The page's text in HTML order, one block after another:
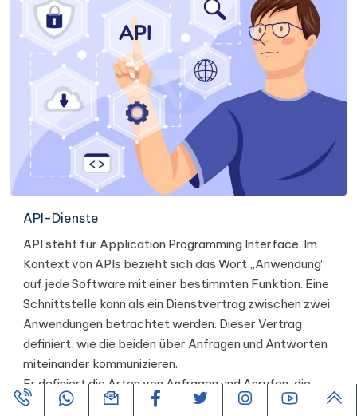
API-Dienste
API steht für Application Programming Interface. Im
Kontext von APIs bezieht sich das Wort „Anwendung“
auf jede Software mit einer bestimmten Funktion. Eine
Schnittstelle kann als ein Dienstvertrag zwischen zwei
Anwendungen betrachtet werden. Dieser Vertrag
definiert, wie die beiden über Anfragen und Antworten
miteinander kommunizieren.
Er definiert die Arten von Anfragen und Anrufen, die
getätigt werden können. Es handelt sich um ein